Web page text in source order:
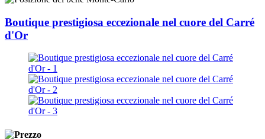
Boutique prestigiosa eccezionale nel cuore del Carré
d'Or